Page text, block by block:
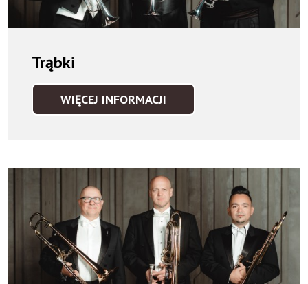
Trąbki
WIĘCEJ INFORMACJI
TRĄBKI